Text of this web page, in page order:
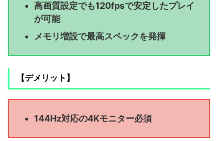
高画質設定でも120fpsで安定したプレイ
が可能
メモリ増設で最高スペックを発揮
【デメリット】
144Hz対応の4Kモニター必須